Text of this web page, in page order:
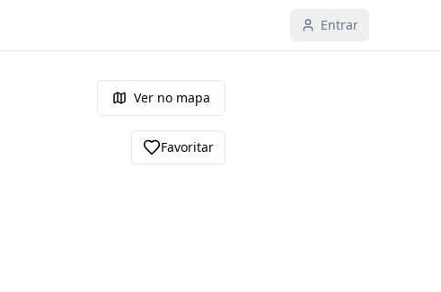
Entrar
Ver no mapa
Favoritar